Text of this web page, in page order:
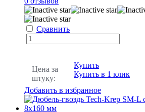
Сравнить
Цена за
штуку:
Купить
Купить в 1 клик
Добавить в избранное